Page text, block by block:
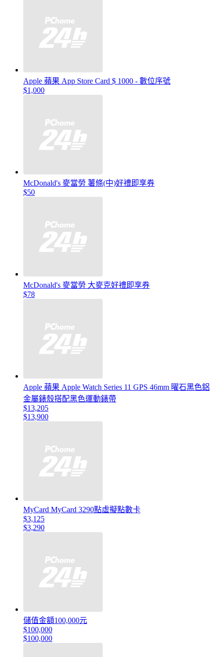
Apple 蘋果 App Store Card $ 1000 - 數位序號
$1,000
McDonald's 麥當勞 薯條(中)好禮即享券
$50
McDonald's 麥當勞 大麥克好禮即享券
$78
Apple 蘋果 Apple Watch Series 11 GPS 46mm 曜石黑色鋁
金屬錶殼搭配黑色運動錶帶
$13,205
$13,900
MyCard MyCard 3290點虛擬點數卡
$3,125
$3,290
儲值金額100,000元
$100,000
$100,000